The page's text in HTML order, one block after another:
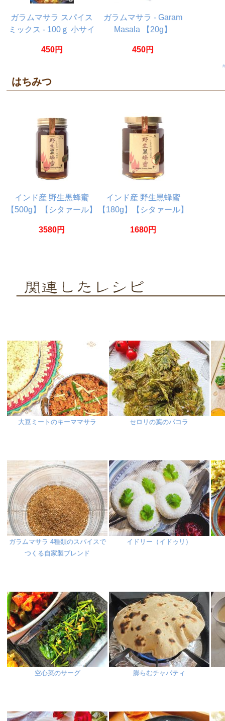
ガラムマサラ スパイス
ミックス - 100ｇ 小サイ
450円
ガラムマサラ - Garam
Masala 【20g】
450円
はちみつ
インド産 野生黒蜂蜜
【500g】【シタァール】
3580円
インド産 野生黒蜂蜜
【180g】【シタァール】
1680円
大豆ミートのキーママサラ セロリの葉のパコラ
ガラムマサラ 4種類のスパイスで
つくる自家製ブレンド
イドリー（イドゥリ）
空心菜のサーグ 膨らむチャパティ